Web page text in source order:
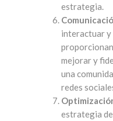
estrategia.
interactuar y
mejorar y
una
redes
estrategia